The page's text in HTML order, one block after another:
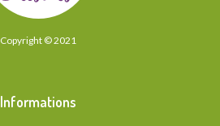
Copyright © 2021
Informations